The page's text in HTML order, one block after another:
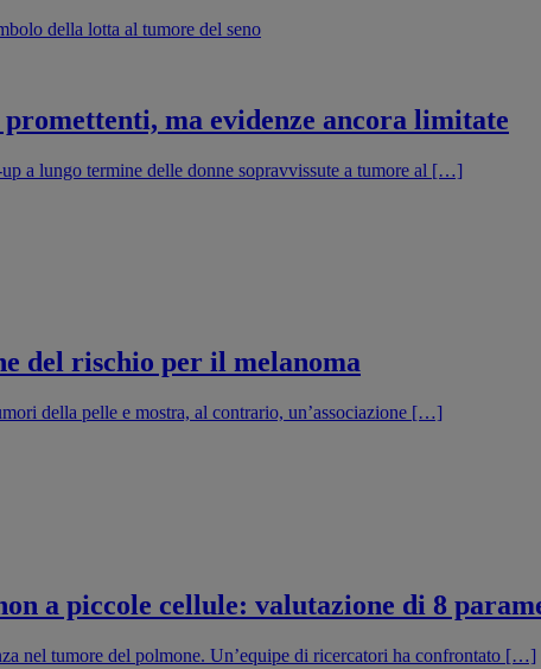
ma evidenze ancora limitate
a lungo termine delle donne sopravvissute a tumore al […]
del rischio per il melanoma
della pelle e mostra, al contrario, un’associazione […]
a piccole cellule: valutazione di 8
nel tumore del polmone. Un’equipe di ricercatori ha confrontato […]